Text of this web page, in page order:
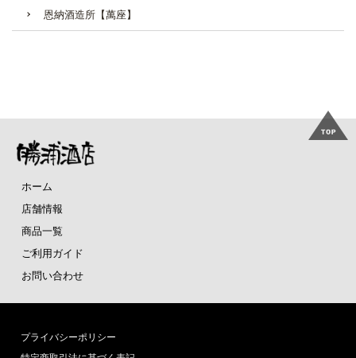
恩納酒造所【萬座】
ホーム
店舗情報
商品一覧
ご利用ガイド
お問い合わせ
プライバシーポリシー